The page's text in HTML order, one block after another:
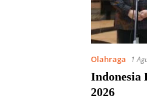
Olahraga 1
Indonesia
2026